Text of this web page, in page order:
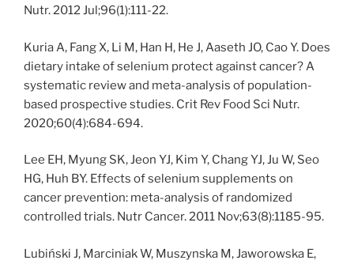
Nutr. 2012 Jul;96(1):111-22.
Kuria A, Fang X, Li M, Han H, He J, Aaseth JO, Cao Y. Does
dietary intake of selenium protect against cancer? A
systematic review and meta-analysis of population-
based prospective studies. Crit Rev Food Sci Nutr.
2020;60(4):684-694.
Lee EH, Myung SK, Jeon YJ, Kim Y, Chang YJ, Ju W, Seo
HG, Huh BY. Effects of selenium supplements on
cancer prevention: meta-analysis of randomized
controlled trials. Nutr Cancer. 2011 Nov;63(8):1185-95.
Lubiński J, Marciniak W, Muszynska M, Jaworowska E,